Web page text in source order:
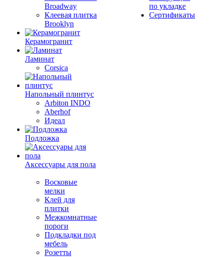
Broadway
Клеевая плитка
Brooklyn
Керамогранит
Ламинат
Corsica
Напольный плинтус
Arbiton INDO
Aberhof
Идеал
Подложка
Аксессуары для пола
Восковые
мелки
Клей для
плитки
Межкомнатные
пороги
Подкладки под
мебель
Розетты
по укладке
Сертификаты